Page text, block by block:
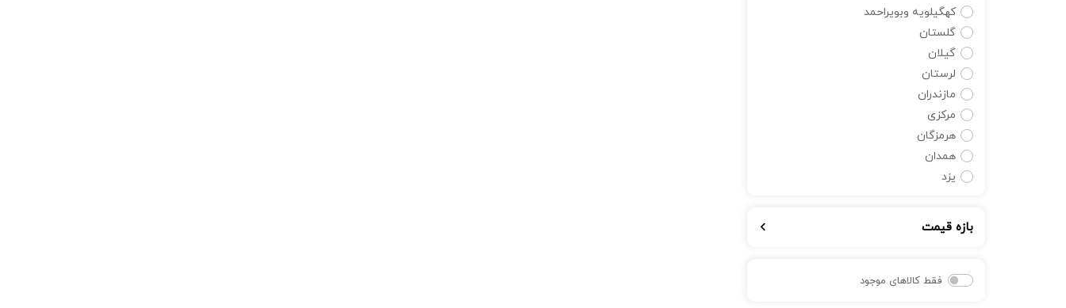
کهگیلویه وبویراحمد
گلستان
گیلان
لرستان
مازندران
مرکزی
هرمزگان
همدان
یزد
بازه قیمت
فقط کالاهای موجود